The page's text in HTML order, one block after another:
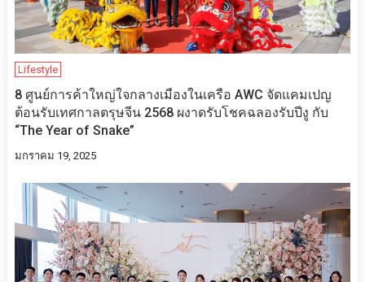
Lifestyle
8 ศูนย์การค้าใหญ่ใจกลางเมืองในเครือ AWC จัดแคมเปญ
ต้อนรับเทศกาลตรุษจีน 2568 ผงาดรับโชคฉลองรับปีงู กับ
“The Year of Snake”
มกราคม 19, 2025